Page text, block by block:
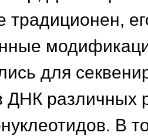
традиционен,
для
ДНК различных
В